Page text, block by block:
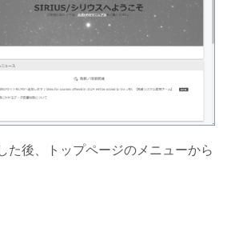
た後、トップページのメニューから